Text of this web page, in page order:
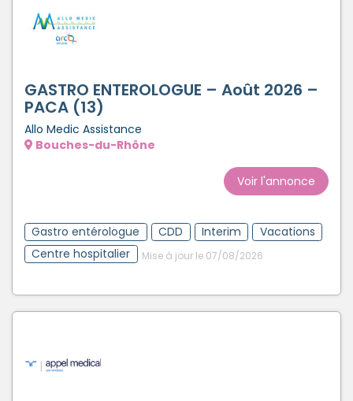
GASTRO ENTEROLOGUE – Août 2026 –
PACA (13)
Allo Medic Assistance
Bouches-du-Rhône
Voir l'annonce
Gastro entérologue CDD Interim
Vacations
Centre hospitalier
Mise à jour le 07/08/2026